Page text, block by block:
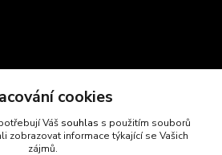
cookies
Váš souhlas s použitím souborů
zobrazovat informace týkající se Vašich
zájmů.